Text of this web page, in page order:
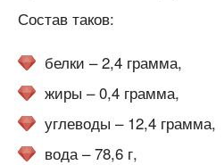
Состав таков:
белки – 2,4 грамма,
жиры – 0,4 грамма,
углеводы – 12,4 грамма,
вода – 78,6 г,